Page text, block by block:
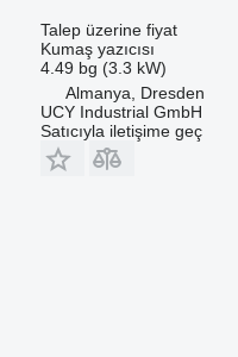
Talep üzerine fiyat
Kumaş yazıcısı
4.49 bg (3.3 kW)
Almanya, Dresden
UCY Industrial GmbH
Satıcıyla iletişime geç